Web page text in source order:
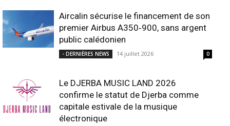
Aircalin sécurise le financement de son
premier Airbus A350‑900, sans argent
public calédonien
- DERNIÈRES NEWS 14 juillet 2026 0
Le DJERBA MUSIC LAND 2026
confirme le statut de Djerba comme
capitale estivale de la musique
électronique